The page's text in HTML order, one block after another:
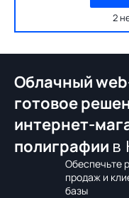
2
Облачный
готовое
интернет-
полиграфии в
Обеспечьте
продаж и
базы